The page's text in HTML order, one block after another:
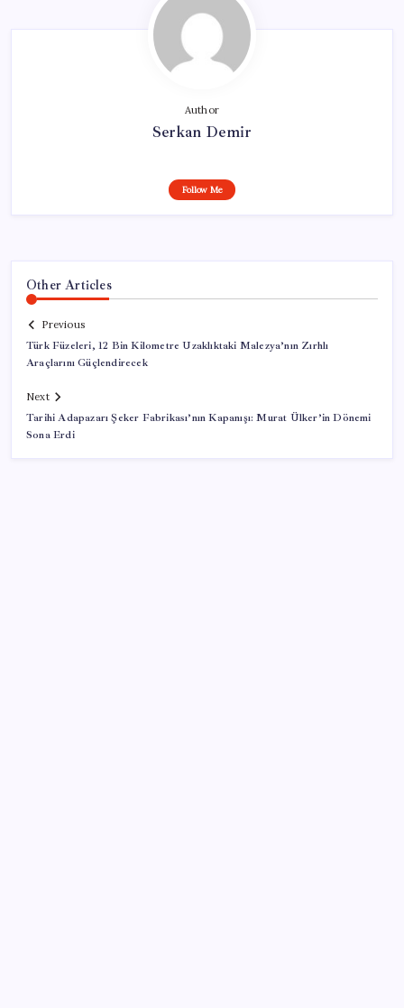
Author
Serkan Demir
Follow Me
Other Articles
Previous
Türk Füzeleri, 12 Bin Kilometre Uzaklıktaki Malezya’nın Zırhlı
Araçlarını Güçlendirecek
Next
Tarihi Adapazarı Şeker Fabrikası’nın Kapanışı: Murat Ülker’in Dönemi
Sona Erdi